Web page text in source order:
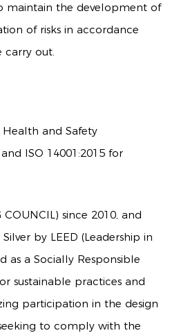
maintain the development of
of risks in accordance
carry out.
and Safety
ISO 14001:2015 for
since 2010, and
by LEED (Leadership in
as a Socially Responsible
sustainable practices and
participation in the design
to comply with the